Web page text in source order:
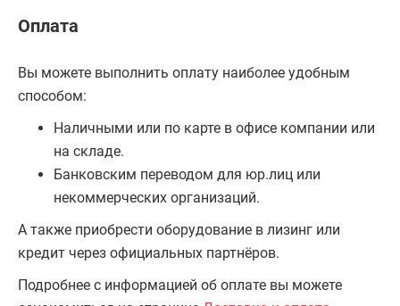
Оплата
Вы можете выполнить оплату наиболее удобным
способом:
Наличными или по карте в офисе компании или
на складе.
Банковским переводом для юр.лиц или
некоммерческих организаций.
А также приобрести оборудование в лизинг или
кредит через официальных партнёров.
Подробнее с информацией об оплате вы можете